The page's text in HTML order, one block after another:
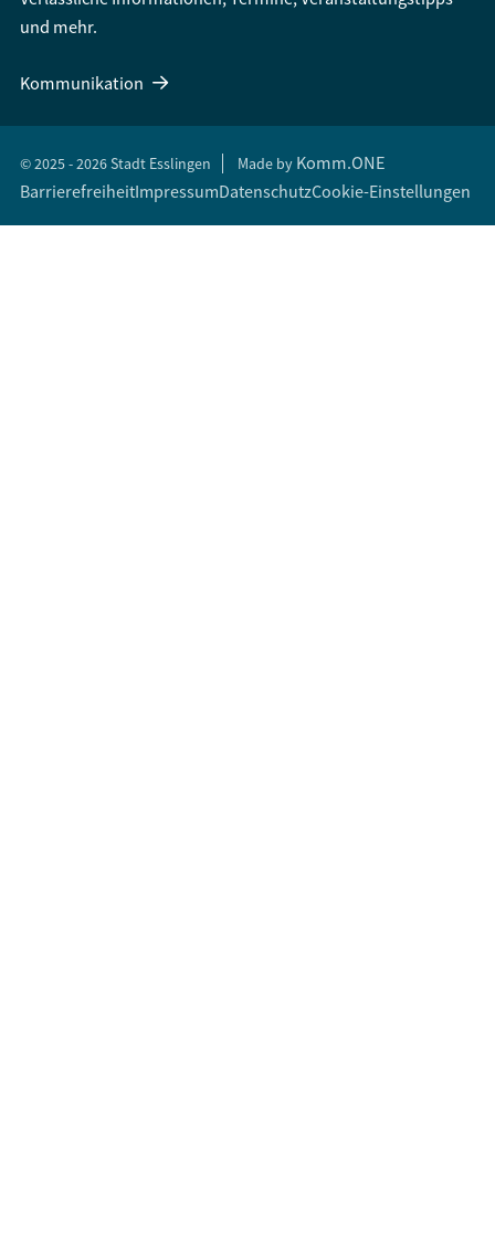
und mehr.
Kommunikation
© 2025 - 2026 Stadt Esslingen Made by Komm.ONE
BarrierefreiheitImpressumDatenschutzCookie-Einstellungen